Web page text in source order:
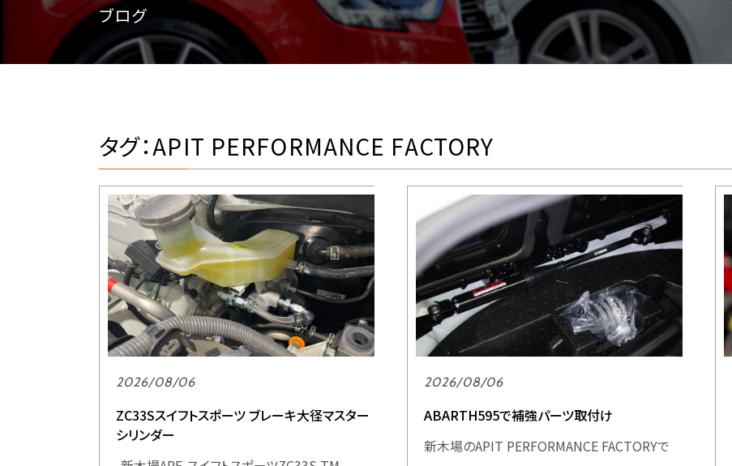
ブログ
タグ：APIT PERFORMANCE FACTORY
2026/08/06
ZC33Sスイフトスポーツ ブレーキ大径マスター
シリンダー
2026/08/06
ABARTH595で補強パーツ取付け
新木場のAPIT PERFORMANCE FACTORYで